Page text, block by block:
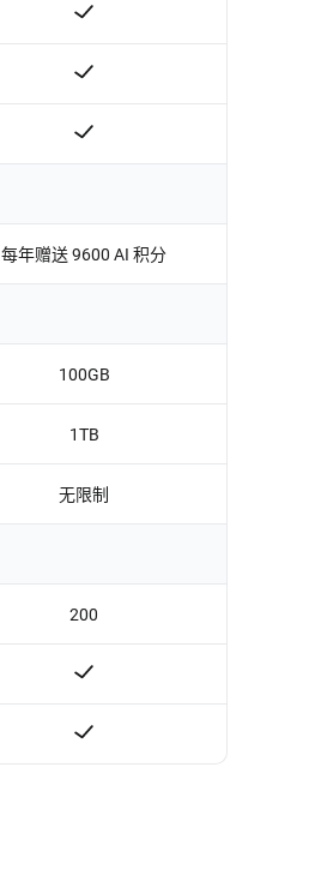
每年赠送 9600 AI 积分
100GB
1TB
无限制
200